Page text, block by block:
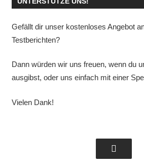
Gefällt dir unser kostenloses Angebot
Testberichten?
Dann würden wir uns freuen, wenn du
ausgibst, oder uns einfach mit einer
Vielen Dank!